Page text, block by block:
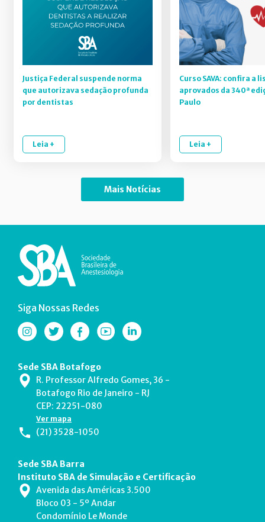
Justiça Federal suspende norma
que autorizava sedação profunda
por dentistas
Leia +
Curso SAVA: confira a
aprovados da 340ª
Paulo
Leia +
Mais Notícias
Siga Nossas Redes
Sede SBA Botafogo
R. Professor Alfredo Gomes, 36 -
Botafogo Rio de Janeiro - RJ
CEP: 22251-080
Ver mapa
(21) 3528-1050
Sede SBA Barra
Instituto SBA de Simulação e Certificação
Avenida das Américas 3.500
Bloco 03 - 5º Andar
Condomínio Le Monde